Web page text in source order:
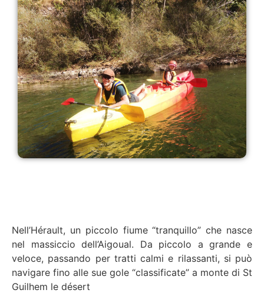
Nell’Hérault, un piccolo fiume “tranquillo” che nasce
nel massiccio dell’Aigoual. Da piccolo a grande e
veloce, passando per tratti calmi e rilassanti, si può
navigare fino alle sue gole “classificate” a monte di St
Guilhem le désert